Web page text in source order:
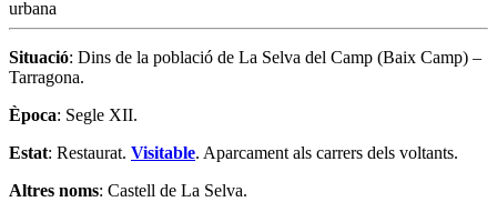
Situació: Dins de la població de La Selva del Camp (Baix Camp) –
Tarragona.
Època: Segle XII.
Estat: Restaurat. Visitable. Aparcament als carrers dels voltants.
Altres noms: Castell de La Selva.